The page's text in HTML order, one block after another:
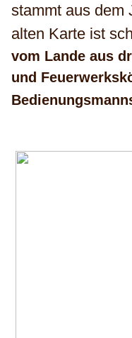
stammt aus dem
alten Karte ist
vom Lande aus
und